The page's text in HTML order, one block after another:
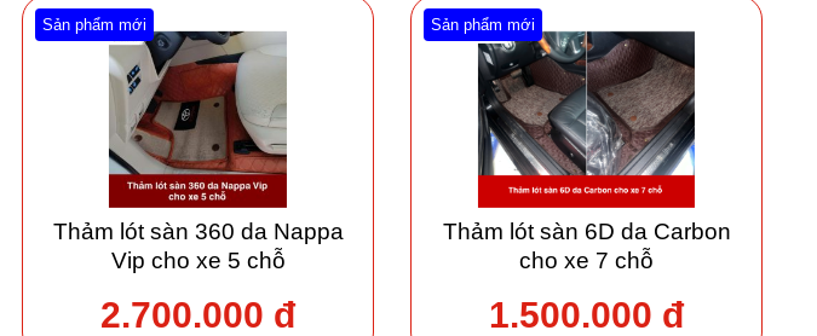
Sản phẩm mới
Thảm lót sàn 360 da Nappa
Vip cho xe 5 chỗ
2.700.000 đ
Sản phẩm mới
Thảm lót sàn 6D da Carbon
cho xe 7 chỗ
1.500.000 đ